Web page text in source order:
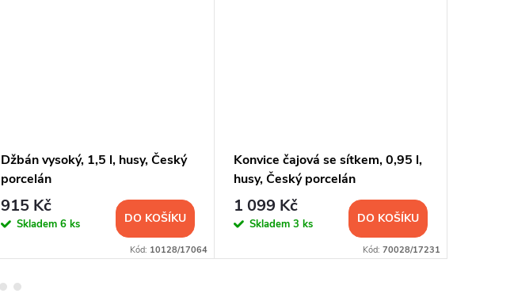
Džbán vysoký, 1,5 l, husy, Český
porcelán
915 Kč
Skladem 6 ks DO KOŠÍKU
Kód: 10128/17064
Konvice čajová se sítkem, 0,95 l,
husy, Český porcelán
1 099 Kč
Skladem 3 ks DO KOŠÍKU
Kód: 70028/17231